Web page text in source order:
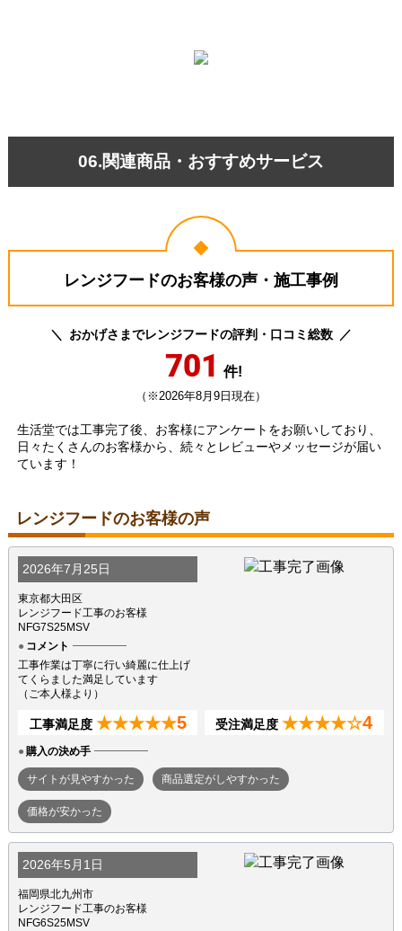
06.関連商品・おすすめサービス
レンジフードのお客様の声・施工事例
おかげさまでレンジフードの評判・口コミ総数
701 件!
（※2026年8月9日現在）
生活堂では工事完了後、お客様にアンケートをお願いしており、
日々たくさんのお客様から、続々とレビューやメッセージが届い
ています！
レンジフードのお客様の声
2026年7月25日
東京都大田区
レンジフード工事のお客様
NFG7S25MSV
コメント
工事作業は丁寧に行い綺麗に仕上げ
てくらました満足しています
（ご本人様より）
工事満足度 ★★★★★5 受注満足度 ★★★★☆4
購入の決め手
サイトが見やすかった 商品選定がしやすかった
価格が安かった
2026年5月1日
福岡県北九州市
レンジフード工事のお客様
NFG6S25MSV